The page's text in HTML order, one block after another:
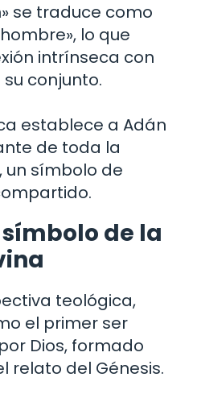
se traduce como
lo que
intrínseca con
conjunto.
establece a Adán
de toda la
un símbolo de
de la
teológica,
el primer ser
Dios, formado
relato del Génesis.